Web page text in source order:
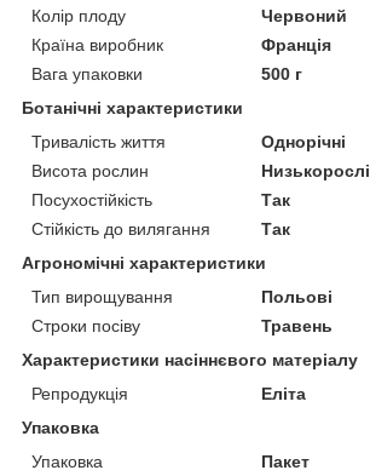
Колір плоду
Червоний
Країна виробник
Франція
Вага упаковки
500 г
Ботанічні характеристики
Тривалість життя
Однорічні
Висота рослин
Низькорослі
Посухостійкість
Так
Стійкість до вилягання
Так
Агрономічні характеристики
Тип вирощування
Польові
Строки посіву
Травень
Характеристики насіннєвого матеріалу
Репродукція
Еліта
Упаковка
Упаковка
Пакет